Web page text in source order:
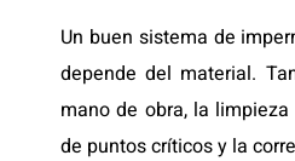
Un buen sistema de
depende del material.
mano de obra, la
de puntos críticos y la